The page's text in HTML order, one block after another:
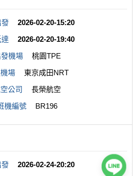
發
2026-02-20-15:20
2026-02-20-19:40
機場
桃園TPE
場
東京成田NRT
公司
長榮航空
機編號
BR196
發 2026-02-24-20:20